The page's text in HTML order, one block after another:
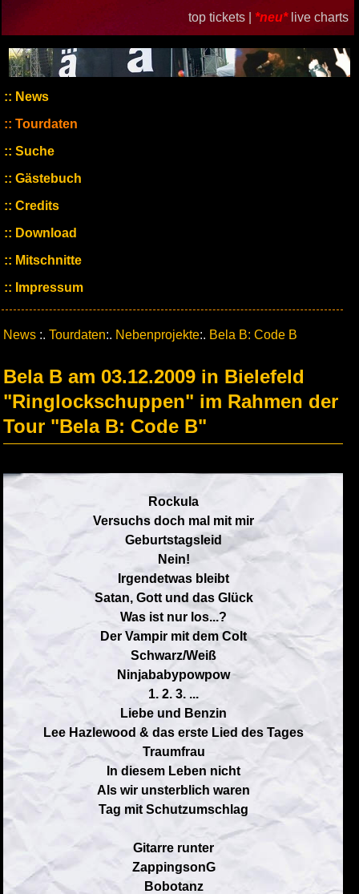
top tickets | *neu* live charts
News
Tourdaten
Suche
Gästebuch
Credits
Download
Mitschnitte
Impressum
News :. Tourdaten:. Nebenprojekte:. Bela B: Code B
Bela B am 03.12.2009 in Bielefeld
"Ringlockschuppen" im Rahmen der
Tour "Bela B: Code B"
Rockula
Versuchs doch mal mit mir
Geburtstagsleid
Nein!
Irgendetwas bleibt
Satan, Gott und das Glück
Was ist nur los...?
Der Vampir mit dem Colt
Schwarz/Weiß
Ninjababypowpow
1. 2. 3. ...
Liebe und Benzin
Lee Hazlewood & das erste Lied des Tages
Traumfrau
In diesem Leben nicht
Als wir unsterblich waren
Tag mit Schutzumschlag
Gitarre runter
ZappingsonG
Bobotanz